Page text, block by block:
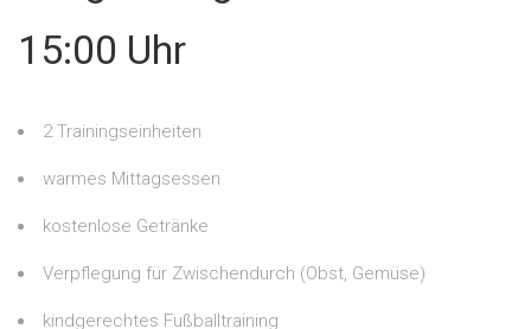
15:00 Uhr
2 Trainingseinheiten
warmes Mittagsessen
kostenlose Getränke
Verpflegung für Zwischendurch (Obst, Gemüse)
kindgerechtes Fußballtraining